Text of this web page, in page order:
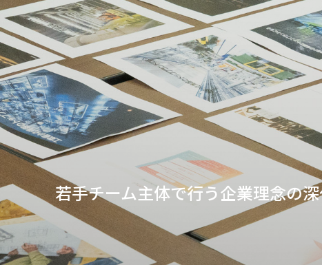
若手チーム主体で行う企業理念の